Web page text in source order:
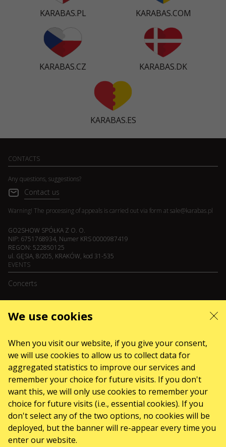
KARABAS.PL KARABAS.COM
KARABAS.CZ KARABAS.DK
KARABAS.ES
We use cookies
When you visit our website, if you give your consent,
we will use cookies to allow us to collect data for
aggregated statistics to improve our services and
remember your choice for future visits. If you don't
want this, we will only use cookies to remember your
choice for future visits (i.e., essential cookies). If you
don't select any of the two options, no cookies will be
deployed, but the banner will re-appear every time you
enter our website.
CONTACTS
Any questions, suggestions?
Contact us
Warning! The processing of appeals is carried out via form atsale@karabas.pl
GO2SHOW SPÓŁKA Z O. O.
NIP: 6751768934, Numer KRS 0000987419
REGON: 522850125
ul. GĘSIA, 8/205, KRAKÓW, kod 31-535
EVENTS
Concerts
August 2026 September 2026
SERVICES
Sitemap
ABOUT US
News
The organizers
Logo for posters and media
About the company